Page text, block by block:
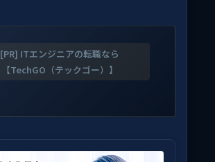
[PR] ITエンジニアの転職なら
【TechGO（テックゴー）】